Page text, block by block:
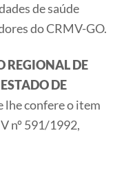
de saúde
do CRMV-GO.
REGIONAL DE
DE
lhe confere o item
nº 591/1992,